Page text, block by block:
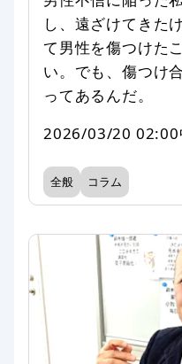
し、遠ざけてきた
て男性を傷つけた
い。でも、傷つけ
ってあるんだ。
2026/03/20 02:00
全般 コラム